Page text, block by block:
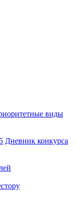
виды
Дневник конкурса